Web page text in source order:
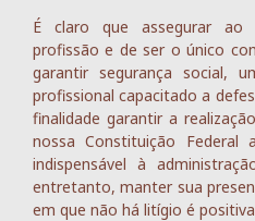
É claro que assegurar ao
profissão e de ser o único
garantir segurança social,
profissional capacitado a
finalidade garantir a
nossa Constituição
indispensável à
entretanto, manter sua
em que não há litígio é